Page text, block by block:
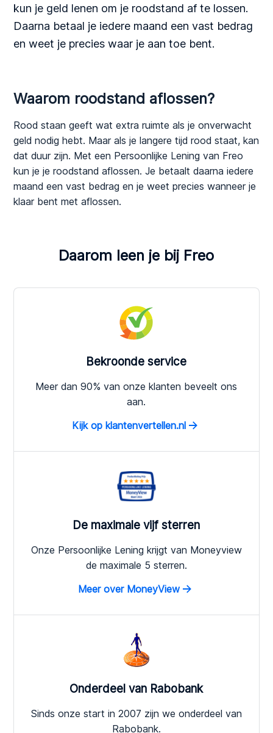
kun je geld lenen om je roodstand af te lossen.
Daarna betaal je iedere maand een vast bedrag
en weet je precies waar je aan toe bent.
Waarom roodstand aflossen?
Rood staan geeft wat extra ruimte als je onverwacht
geld nodig hebt. Maar als je langere tijd rood staat, kan
dat duur zijn. Met een Persoonlijke Lening van Freo
kun je je roodstand aflossen. Je betaalt daarna iedere
maand een vast bedrag en je weet precies wanneer je
klaar bent met aflossen.
Daarom leen je bij Freo
Bekroonde service
Meer dan 90% van onze klanten beveelt ons
aan.
Kijk op klantenvertellen.nl
De maximale vijf sterren
Onze Persoonlijke Lening krijgt van Moneyview
de maximale 5 sterren.
Meer over MoneyView
Onderdeel van Rabobank
Sinds onze start in 2007 zijn we onderdeel van
Rabobank.